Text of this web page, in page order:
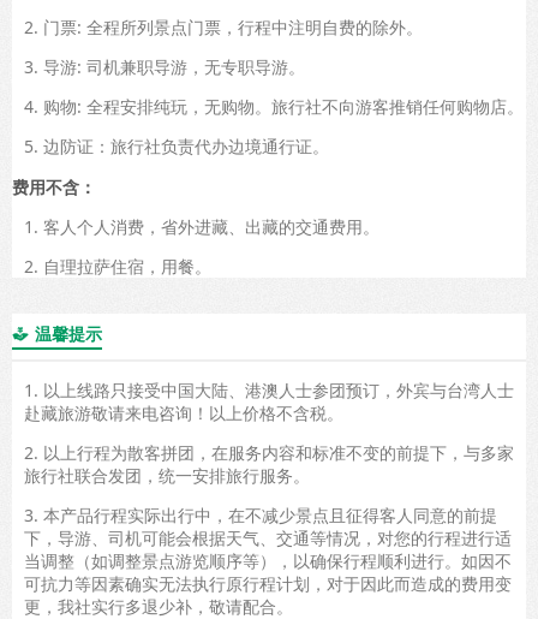
2. 门票: 全程所列景点门票，行程中注明自费的除外。
3. 导游: 司机兼职导游，无专职导游。
4. 购物: 全程安排纯玩，无购物。旅行社不向游客推销任何购物店。
5. 边防证：旅行社负责代办边境通行证。
费用不含：
1. 客人个人消费，省外进藏、出藏的交通费用。
2. 自理拉萨住宿，用餐。
 温馨提示
1. 以上线路只接受中国大陆、港澳人士参团预订，外宾与台湾人士
赴藏旅游敬请来电咨询！以上价格不含税。
2. 以上行程为散客拼团，在服务内容和标准不变的前提下，与多家
旅行社联合发团，统一安排旅行服务。
3. 本产品行程实际出行中，在不减少景点且征得客人同意的前提
下，导游、司机可能会根据天气、交通等情况，对您的行程进行适
当调整（如调整景点游览顺序等），以确保行程顺利进行。如因不
可抗力等因素确实无法执行原行程计划，对于因此而造成的费用变
更，我社实行多退少补，敬请配合。